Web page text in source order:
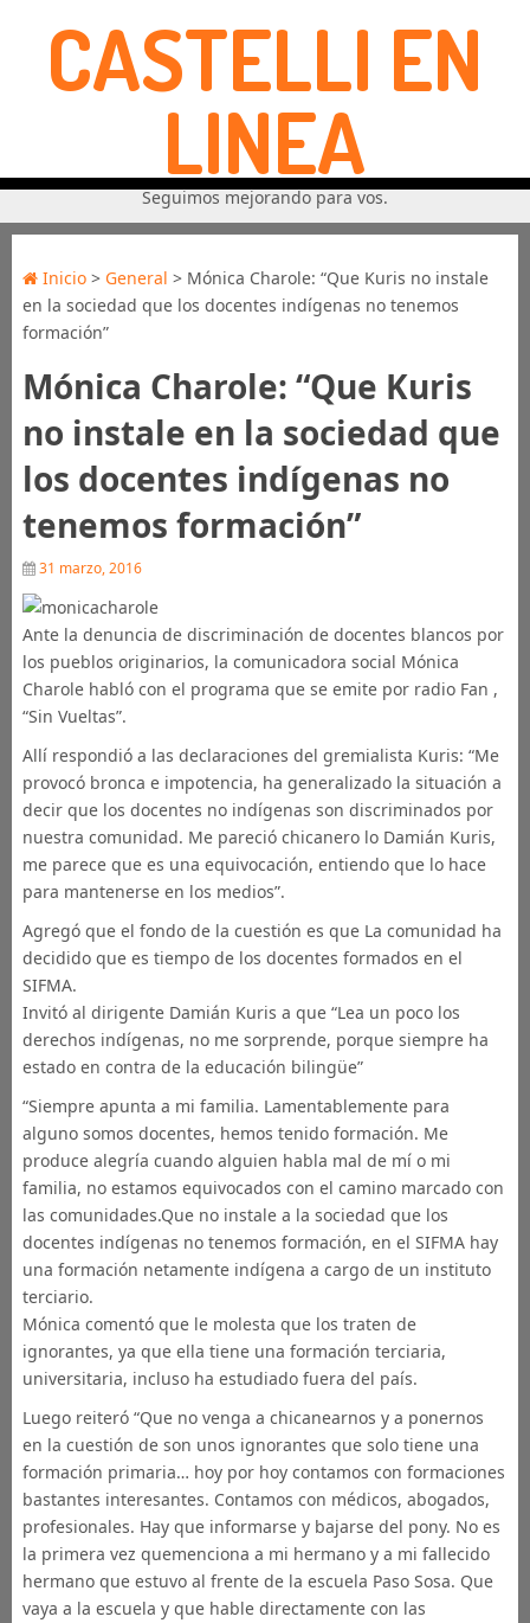
CASTELLI EN
LINEA
Seguimos mejorando para vos.
Inicio> General > Mónica Charole: “Que Kuris no instale
en la sociedad que los docentes indígenas no tenemos
formación”
Mónica Charole: “Que Kuris
no instale en la sociedad que
los docentes indígenas no
tenemos formación”
31 marzo, 2016
Ante la denuncia de discriminación de docentes blancos por
los pueblos originarios, la comunicadora social Mónica
Charole habló con el programa que se emite por radio Fan ,
“Sin Vueltas”.
Allí respondió a las declaraciones del gremialista Kuris: “Me
provocó bronca e impotencia, ha generalizado la situación a
decir que los docentes no indígenas son discriminados por
nuestra comunidad. Me pareció chicanero lo Damián Kuris,
me parece que es una equivocación, entiendo que lo hace
para mantenerse en los medios”.
Agregó que el fondo de la cuestión es que La comunidad ha
decidido que es tiempo de los docentes formados en el
SIFMA.
Invitó al dirigente Damián Kuris a que “Lea un poco los
derechos indígenas, no me sorprende, porque siempre ha
estado en contra de la educación bilingüe”
“Siempre apunta a mi familia. Lamentablemente para
alguno somos docentes, hemos tenido formación. Me
produce alegría cuando alguien habla mal de mí o mi
familia, no estamos equivocados con el camino marcado con
las comunidades.Que no instale a la sociedad que los
docentes indígenas no tenemos formación, en el SIFMA hay
una formación netamente indígena a cargo de un instituto
terciario.
Mónica comentó que le molesta que los traten de
ignorantes, ya que ella tiene una formación terciaria,
universitaria, incluso ha estudiado fuera del país.
Luego reiteró “Que no venga a chicanearnos y a ponernos
en la cuestión de son unos ignorantes que solo tiene una
formación primaria… hoy por hoy contamos con formaciones
bastantes interesantes. Contamos con médicos, abogados,
profesionales. Hay que informarse y bajarse del pony. No es
la primera vez quemenciona a mi hermano y a mi fallecido
hermano que estuvo al frente de la escuela Paso Sosa. Que
vaya a la escuela y que hable directamente con las